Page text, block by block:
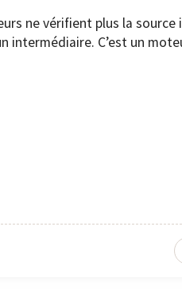
ne vérifient plus la source
intermédiaire. C’est un